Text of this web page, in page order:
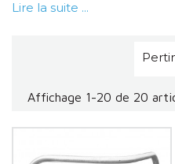
quotidiens : barrière à
Lire la suite ...
Affichage 1-20 de 20